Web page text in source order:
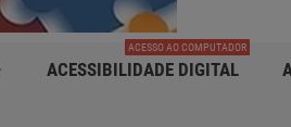
ACESSIBILIDADE DIGITAL
ACESSO AO COMPUTADOR